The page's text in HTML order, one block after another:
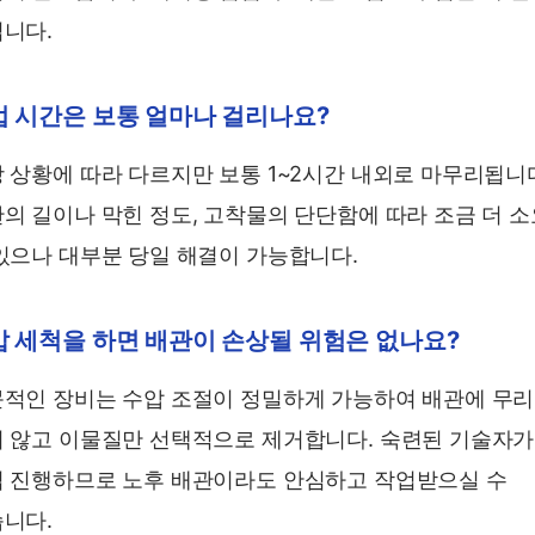
다.
시간은 보통 얼마나 걸리나요?
상황에 따라 다르지만 보통 1~2시간 내외로 마무리됩니
길이나 막힌 정도, 고착물의 단단함에 따라 조금 더
으나 대부분 당일 해결이 가능합니다.
세척을 하면 배관이 손상될 위험은 없나요?
인 장비는 수압 조절이 정밀하게 가능하여 배관에 무
않고 이물질만 선택적으로 제거합니다. 숙련된 기술자가
진행하므로 노후 배관이라도 안심하고 작업받으실 수
다.